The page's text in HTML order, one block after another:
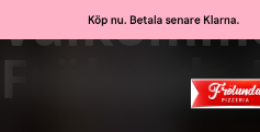
Frölunda